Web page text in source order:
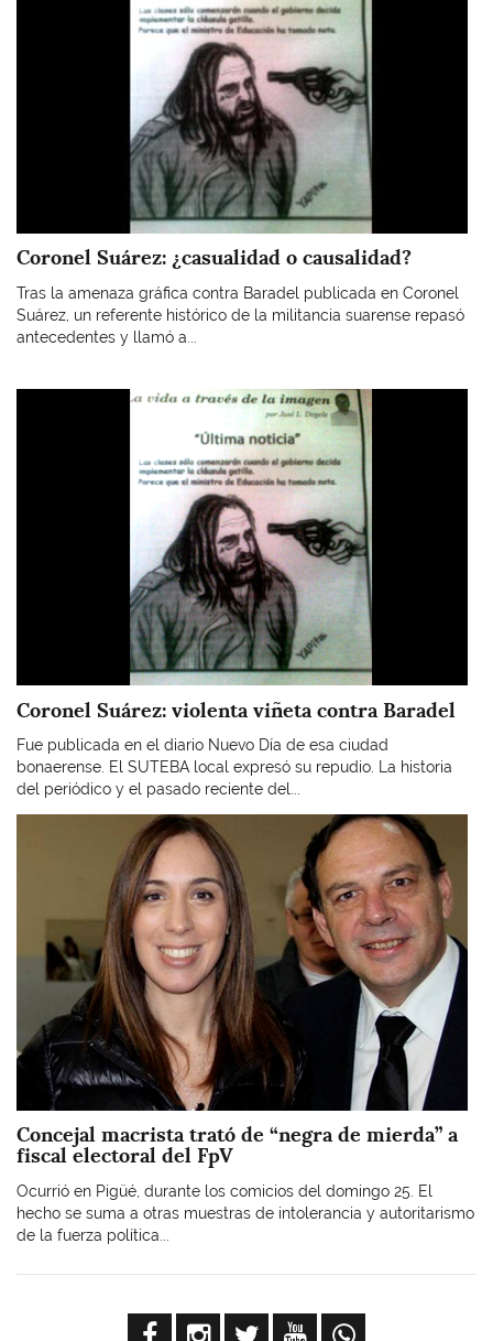
Coronel Suárez: ¿casualidad o causalidad?
Tras la amenaza gráfica contra Baradel publicada en Coronel
Suárez, un referente histórico de la militancia suarense repasó
antecedentes y llamó a...
Coronel Suárez: violenta viñeta contra Baradel
Fue publicada en el diario Nuevo Día de esa ciudad
bonaerense. El SUTEBA local expresó su repudio. La historia
del periódico y el pasado reciente del...
Concejal macrista trató de “negra de mierda” a
fiscal electoral del FpV
Ocurrió en Pigüé, durante los comicios del domingo 25. El
hecho se suma a otras muestras de intolerancia y autoritarismo
de la fuerza política...